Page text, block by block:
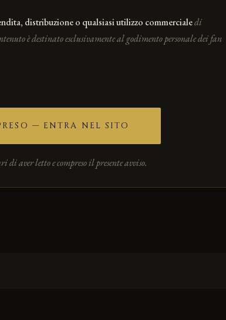
Che tu voglia recitare, fare da comparsa,
essere parte di qualcosa di grande —
Non promettiamo di pagarti.
distribuzione o qualsiasi utilizzo commercialedi
è destinato esclusivamente al godimento personale dei fan
— ENTRA NEL SITO
di aver letto e compreso il presente avviso.